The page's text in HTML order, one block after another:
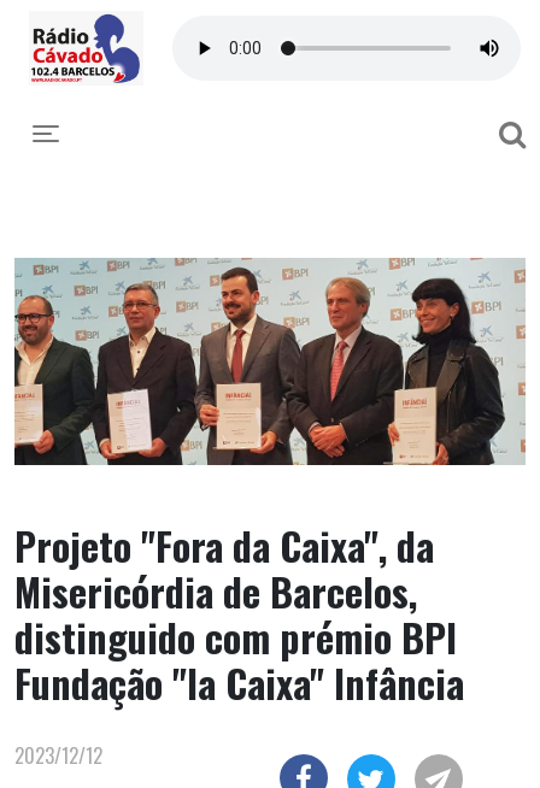
Toggle navigation
Projeto "Fora da Caixa", da
Misericórdia de Barcelos,
distinguido com prémio BPI
Fundação "la Caixa" Infância
2023/12/12